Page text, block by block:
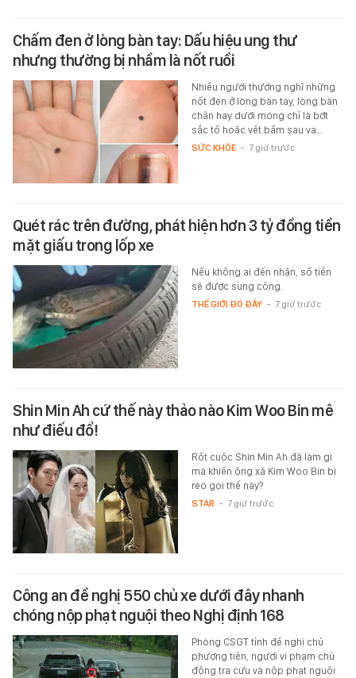
Chấm đen ở lòng bàn tay: Dấu hiệu ung thư
nhưng thường bị nhầm là nốt ruồi
Nhiều người thường nghĩ những
nốt đen ở lòng bàn tay, lòng bàn
chân hay dưới móng chỉ là bớt
sắc tố hoặc vết bầm sau va…
SỨC KHỎE - 7 giờ trước
Quét rác trên đường, phát hiện hơn 3 tỷ đồng tiền
mặt giấu trong lốp xe
Nếu không ai đến nhận, số tiền
sẽ được sung công.
THẾ GIỚI ĐÓ ĐÂY - 7 giờ trước
Shin Min Ah cứ thế này thảo nào Kim Woo Bin mê
như điếu đổ!
Rốt cuộc Shin Min Ah đã làm gì
mà khiến ông xã Kim Woo Bin bị
réo gọi thế này?
STAR - 7 giờ trước
Công an đề nghị 550 chủ xe dưới đây nhanh
chóng nộp phạt nguội theo Nghị định 168
Phòng CSGT tỉnh đề nghị chủ
phương tiện, người vi phạm chủ
động tra cứu và nộp phạt nguội